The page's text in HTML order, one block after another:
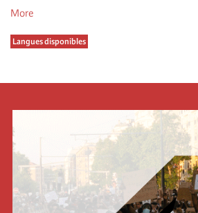
More
Langues disponibles